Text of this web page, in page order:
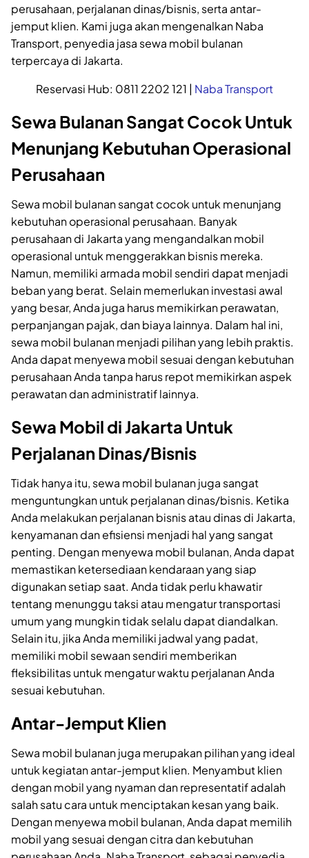
perusahaan, perjalanan dinas/bisnis, serta antar-
jemput klien. Kami juga akan mengenalkan Naba
Transport, penyedia jasa sewa mobil bulanan
terpercaya di Jakarta.
Reservasi Hub: 0811 2202 121 | Naba Transport
Sewa Bulanan Sangat Cocok Untuk
Menunjang Kebutuhan Operasional
Perusahaan
Sewa mobil bulanan sangat cocok untuk menunjang
kebutuhan operasional perusahaan. Banyak
perusahaan di Jakarta yang mengandalkan mobil
operasional untuk menggerakkan bisnis mereka.
Namun, memiliki armada mobil sendiri dapat menjadi
beban yang berat. Selain memerlukan investasi awal
yang besar, Anda juga harus memikirkan perawatan,
perpanjangan pajak, dan biaya lainnya. Dalam hal ini,
sewa mobil bulanan menjadi pilihan yang lebih praktis.
Anda dapat menyewa mobil sesuai dengan kebutuhan
perusahaan Anda tanpa harus repot memikirkan aspek
perawatan dan administratif lainnya.
Sewa Mobil di Jakarta Untuk
Perjalanan Dinas/Bisnis
Tidak hanya itu, sewa mobil bulanan juga sangat
menguntungkan untuk perjalanan dinas/bisnis. Ketika
Anda melakukan perjalanan bisnis atau dinas di Jakarta,
kenyamanan dan efisiensi menjadi hal yang sangat
penting. Dengan menyewa mobil bulanan, Anda dapat
memastikan ketersediaan kendaraan yang siap
digunakan setiap saat. Anda tidak perlu khawatir
tentang menunggu taksi atau mengatur transportasi
umum yang mungkin tidak selalu dapat diandalkan.
Selain itu, jika Anda memiliki jadwal yang padat,
memiliki mobil sewaan sendiri memberikan
fleksibilitas untuk mengatur waktu perjalanan Anda
sesuai kebutuhan.
Antar-Jemput Klien
Sewa mobil bulanan juga merupakan pilihan yang ideal
untuk kegiatan antar-jemput klien. Menyambut klien
dengan mobil yang nyaman dan representatif adalah
salah satu cara untuk menciptakan kesan yang baik.
Dengan menyewa mobil bulanan, Anda dapat memilih
mobil yang sesuai dengan citra dan kebutuhan